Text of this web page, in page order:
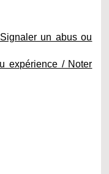
un abus ou
expérience / Noter